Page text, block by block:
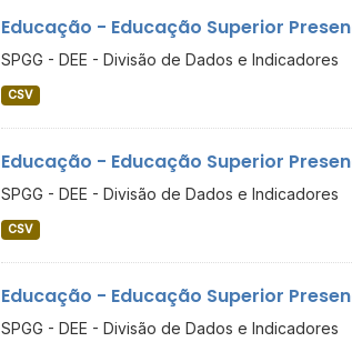
Educação - Educação Superior
SPGG - DEE - Divisão de Dados e Indicadores
CSV
Educação - Educação Superior
SPGG - DEE - Divisão de Dados e Indicadores
CSV
Educação - Educação Superior
SPGG - DEE - Divisão de Dados e Indicadores